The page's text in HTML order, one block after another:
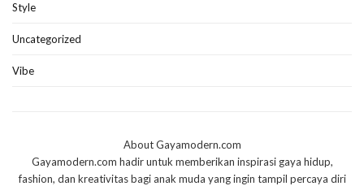
Style
Uncategorized
Vibe
About Gayamodern.com
Gayamodern.com hadir untuk memberikan inspirasi gaya hidup,
fashion, dan kreativitas bagi anak muda yang ingin tampil percaya diri